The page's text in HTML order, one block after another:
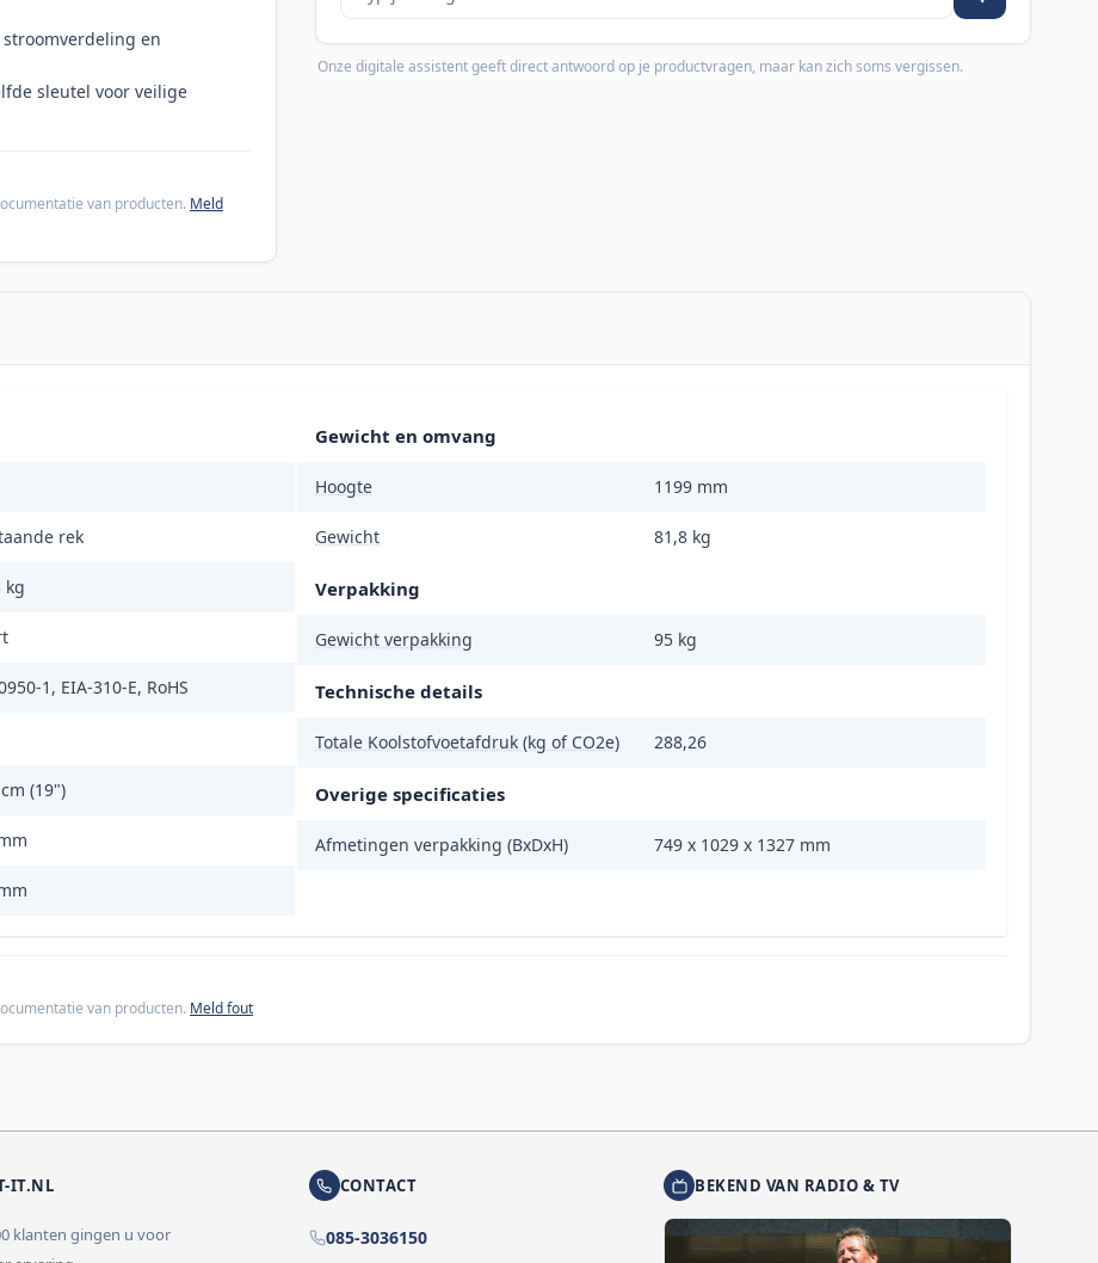
en
sleutel voor veilige
van producten. Meld
Onze digitale assistent geeft direct antwoord op je productvragen, maar kan zich soms vergissen.
rek
kg
1, EIA-310-E, RoHS
(19")
Gewicht en omvang
Hoogte 1199 mm
Gewicht 81,8 kg
Verpakking
Gewicht verpakking 95 kg
Technische details
Totale Koolstofvoetafdruk (kg of CO2e) 288,26
Overige specificaties
Afmetingen verpakking (BxDxH) 749 x 1029 x 1327 mm
van producten. Meld fout
IT.NL
klanten gingen u voor
CONTACT
085-3036150
BEKEND VAN RADIO & TV